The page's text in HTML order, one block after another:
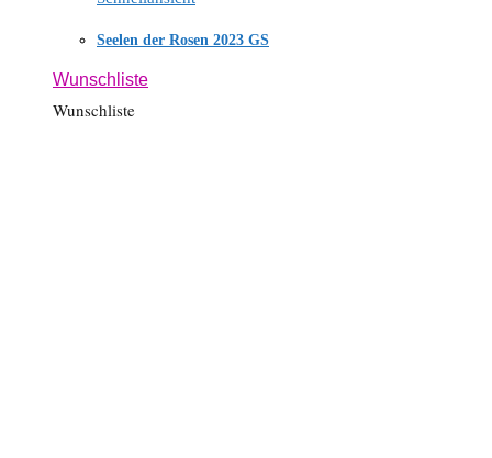
Seelen der Rosen 2023 GS
Wunschliste
Wunschliste